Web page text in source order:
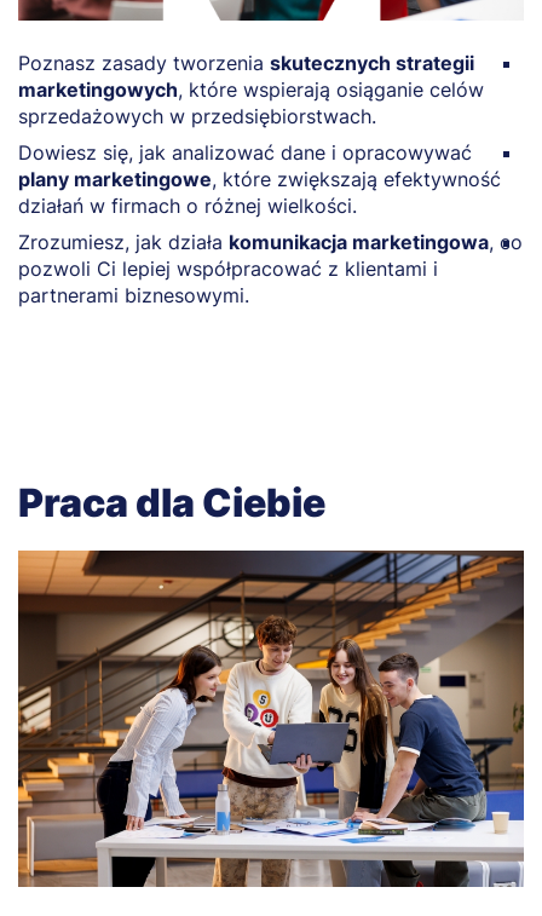
Poznasz zasady tworzenia skutecznych strategii
marketingowych, które wspierają osiąganie celów
sprzedażowych w przedsiębiorstwach.
Dowiesz się, jak analizować dane i opracowywać
plany marketingowe, które zwiększają efektywność
działań w firmach o różnej wielkości.
Zrozumiesz, jak działa komunikacja marketingowa, co
pozwoli Ci lepiej współpracować z klientami i
partnerami biznesowymi.
Praca dla Ciebie